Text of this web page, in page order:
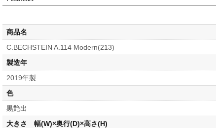
商品名
C.BECHSTEIN A.114 Modern(213)
製造年
2019年製
色
黒艶出
大きさ 幅(W)×奥行(D)×高さ(H)